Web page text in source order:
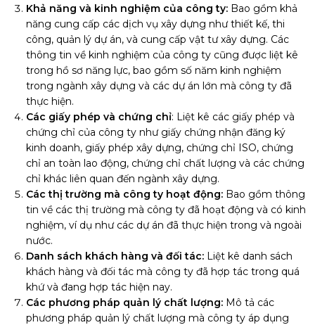
Khả năng và kinh nghiệm của công ty: Bao gồm khả
năng cung cấp các dịch vụ xây dựng như thiết kế, thi
công, quản lý dự án, và cung cấp vật tư xây dựng. Các
thông tin về kinh nghiệm của công ty cũng được liệt kê
trong hồ sơ năng lực, bao gồm số năm kinh nghiệm
trong ngành xây dựng và các dự án lớn mà công ty đã
thực hiện.
Các giấy phép và chứng chỉ: Liệt kê các giấy phép và
chứng chỉ của công ty như giấy chứng nhận đăng ký
kinh doanh, giấy phép xây dựng, chứng chỉ ISO, chứng
chỉ an toàn lao động, chứng chỉ chất lượng và các chứng
chỉ khác liên quan đến ngành xây dựng.
Các thị trường mà công ty hoạt động: Bao gồm thông
tin về các thị trường mà công ty đã hoạt động và có kinh
nghiệm, ví dụ như các dự án đã thực hiện trong và ngoài
nước.
Danh sách khách hàng và đối tác: Liệt kê danh sách
khách hàng và đối tác mà công ty đã hợp tác trong quá
khứ và đang hợp tác hiện nay.
Các phương pháp quản lý chất lượng: Mô tả các
phương pháp quản lý chất lượng mà công ty áp dụng